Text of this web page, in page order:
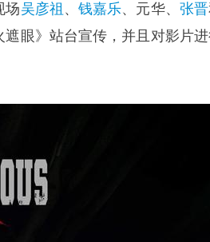
场吴彦祖 、钱嘉乐、元华、 张晋
眼》站台宣传，并且对影片